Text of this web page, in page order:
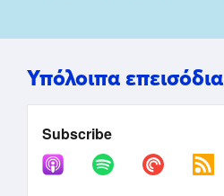
Υπόλοιπα επεισόδια